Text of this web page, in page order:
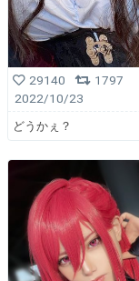
29140
1797
2022/10/23
どうかぇ？